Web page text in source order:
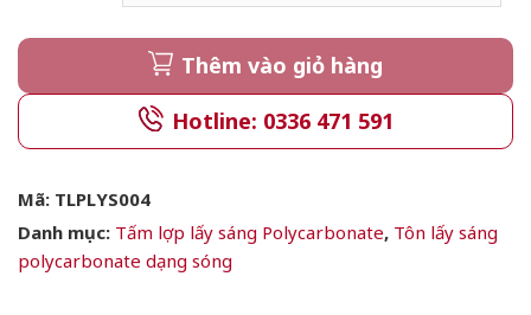
Thêm vào giỏ hàng
Hotline: 0336 471 591
Mã: TLPLYS004
Danh mục: Tấm lợp lấy sáng Polycarbonate, Tôn lấy sáng
polycarbonate dạng sóng